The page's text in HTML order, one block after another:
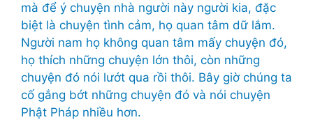
mà để ý chuyện nhà người này người kia, đặc
biệt là chuyện tình cảm, họ quan tâm dữ lắm.
Người nam họ không quan tâm mấy chuyện đó,
họ thích những chuyện lớn thôi, còn những
chuyện đó nói lướt qua rồi thôi. Bây giờ chúng ta
cố gắng bớt những chuyện đó và nói chuyện
Phật Pháp nhiều hơn.